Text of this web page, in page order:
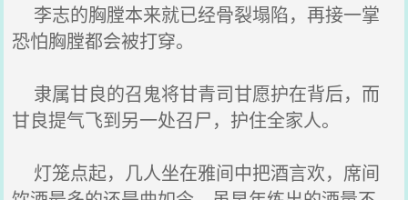
李志的胸膛本来就已经骨裂塌陷，再接一掌
恐怕胸膛都会被打穿。
隶属甘良的召鬼将甘青司甘愿护在背后，而
甘良提气飞到另一处召尸，护住全家人。
灯笼点起，几人坐在雅间中把酒言欢，席间